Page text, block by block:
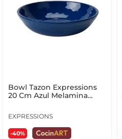
Bowl Tazon Expressions
20 Cm Azul Melamina
EXPRESSIONS
-40%